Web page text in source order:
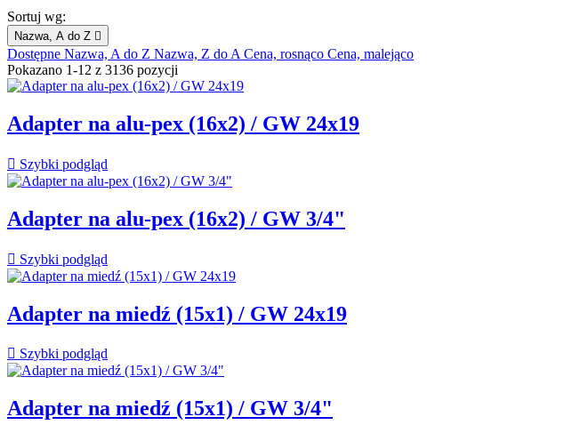
Sortuj wg:
Nazwa, A do Z 
Dostępne Nazwa, A do Z Nazwa, Z do A Cena, rosnąco Cena, malejąco
Pokazano 1-12 z 3136 pozycji
Adapter na alu-pex (16x2) / GW 24x19
 Szybki podgląd
Adapter na alu-pex (16x2) / GW 3/4"
 Szybki podgląd
Adapter na miedź (15x1) / GW 24x19
 Szybki podgląd
Adapter na miedź (15x1) / GW 3/4"